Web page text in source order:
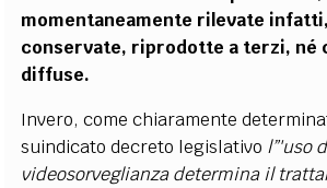
momentaneamente rilevate
conservate, riprodotte a terzi, né
diffuse.
Invero, come chiaramente
suindicato decreto legislativo l”'uso
videosorveglianza determina il